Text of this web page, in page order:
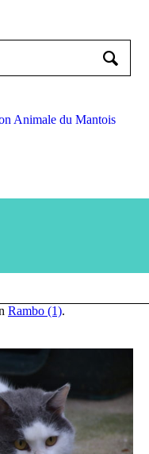
Animale du Mantois
Rambo (1).